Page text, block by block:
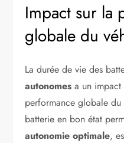
Impact sur la
globale du
La durée de vie des
autonomes a un
performance globale du
batterie en bon état
autonomie optimale,